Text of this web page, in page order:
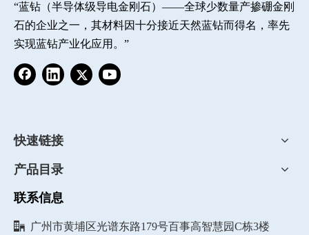
“蓝钻（半导体级导电金刚石）——全球少数量产掺硼金刚
石的企业之一，其材料因十分接近天然蓝钻而得名，率先
实现蓝钻产业化应用。”
快速链接
产品目录
联系信息
 广州市黄埔区光谱东路179号百事高智慧园C栋3楼